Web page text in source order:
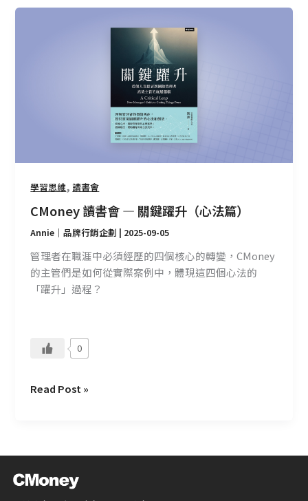
學習思維,讀書會
CMoney 讀書會 — 關鍵躍升（心法篇）
Annie｜品牌行銷企劃 | 2025-09-05
管理者在職涯中必須經歷的四個核心的轉變，CMoney
的主管們是如何從實際案例中，體現這四個心法的
「躍升」過程？
0
（心
法
篇）
Read Post »